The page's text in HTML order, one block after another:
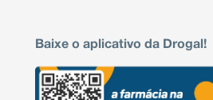
Baixe o aplicativo da Drogal!